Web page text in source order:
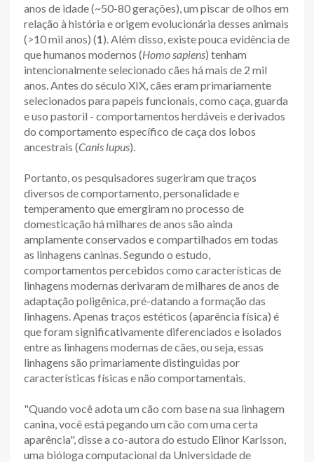
anos de idade (~50-80 gerações), um piscar de olhos em
relação à história e origem evolucionária desses animais
(>10 mil anos) (1). Além disso, existe pouca evidência de
que humanos modernos (Homo sapiens) tenham
intencionalmente selecionado cães há mais de 2 mil
anos. Antes do século XIX, cães eram primariamente
selecionados para papeis funcionais, como caça, guarda
e uso pastoril - comportamentos herdáveis e derivados
do comportamento específico de caça dos lobos
ancestrais (Canis lupus).
Portanto, os pesquisadores sugeriram que traços
diversos de comportamento, personalidade e
temperamento que emergiram no processo de
domesticação há milhares de anos são ainda
amplamente conservados e compartilhados em todas
as linhagens caninas. Segundo o estudo,
comportamentos percebidos como características de
linhagens modernas derivaram de milhares de anos de
adaptação poligênica, pré-datando a formação das
linhagens. Apenas traços estéticos (aparência física) é
que foram significativamente diferenciados e isolados
entre as linhagens modernas de cães, ou seja, essas
linhagens são primariamente distinguidas por
características físicas e não comportamentais.
"Quando você adota um cão com base na sua linhagem
canina, você está pegando um cão com uma certa
aparência", disse a co-autora do estudo Elinor Karlsson,
uma bióloga computacional da Universidade de